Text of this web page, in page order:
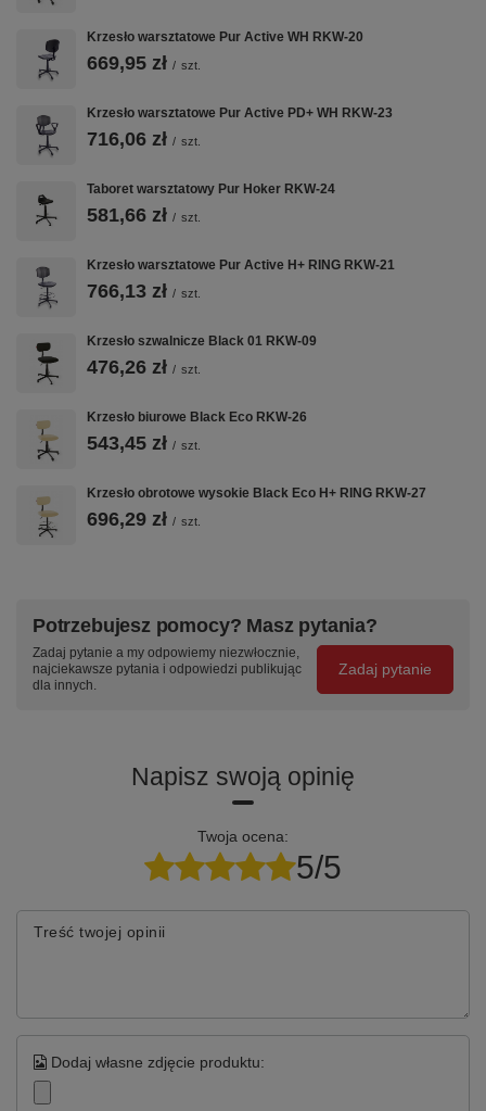
Krzesło warsztatowe Pur Active WH RKW-20
669,95 zł / szt.
Krzesło warsztatowe Pur Active PD+ WH RKW-23
716,06 zł / szt.
Taboret warsztatowy Pur Hoker RKW-24
581,66 zł / szt.
Krzesło warsztatowe Pur Active H+ RING RKW-21
766,13 zł / szt.
Krzesło szwalnicze Black 01 RKW-09
476,26 zł / szt.
Krzesło biurowe Black Eco RKW-26
543,45 zł / szt.
Krzesło obrotowe wysokie Black Eco H+ RING RKW-27
696,29 zł / szt.
Potrzebujesz pomocy? Masz pytania?
Zadaj pytanie a my odpowiemy niezwłocznie,
najciekawsze pytania i odpowiedzi publikując
dla innych.
Zadaj pytanie
Napisz swoją opinię
Twoja ocena:
5/5
Treść twojej opinii
Dodaj własne zdjęcie produktu: